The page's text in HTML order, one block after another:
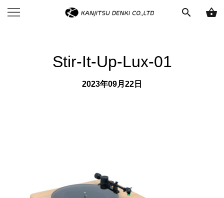
search shopping_basket
Stir-It-Up-Lux-01
2023年09月22日